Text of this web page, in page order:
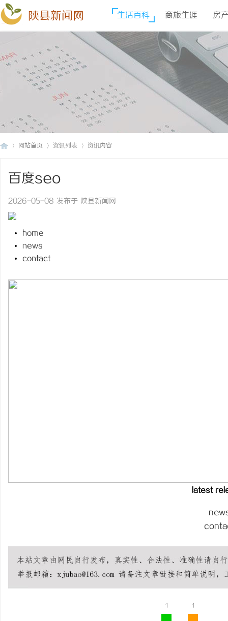
陕县新闻网 生活百科 商旅生涯 房
网站首页 资讯列表 资讯内容
百度seo
2026-05-08 发布于 陕县新闻网
home
news
contact
latest
1 1
ai却天天给他免费派单？